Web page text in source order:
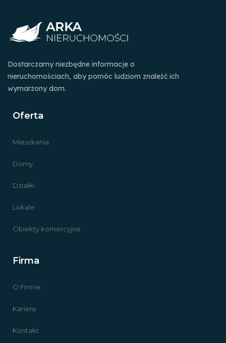
Dostarczamy niezbędne informacje o
nieruchomościach, aby pomóc ludziom znaleźć ich
wymarzony dom.
Oferta
Mieszkania
Domy
Działki
Lokale
Obiekty komercyjne
Firma
O Firmie
Kariera
Kontakt